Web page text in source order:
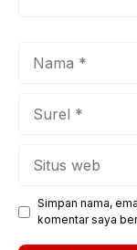
Simpan nama,
komentar saya